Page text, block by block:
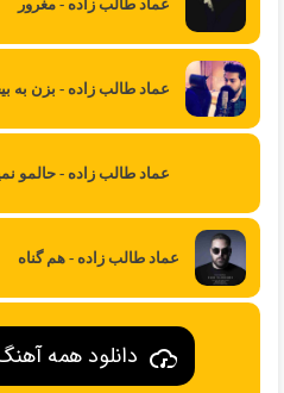
عماد طالب زاده - مغرور
عماد طالب زاده - بزن به
عماد طالب زاده - حالمو
عماد طالب زاده - هم گناه
دانلود همه